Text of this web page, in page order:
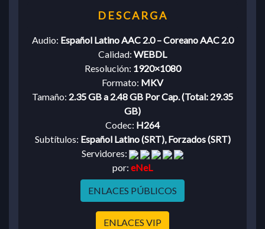
Audio: Español Latino AAC 2.0 – Coreano AAC 2.0
Calidad: WEBDL
Resolución: 1920×1080
Formato: MKV
Tamaño: 2.35 GB a 2.48 GB Por Cap. (Total: 29.35
GB)
Codec: H264
Subtítulos: Español Latino (SRT), Forzados (SRT)
Servidores:
por: eNeL
ENLACES PÚBLICOS
ENLACES VIP